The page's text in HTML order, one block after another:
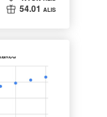
54.01 ALIS